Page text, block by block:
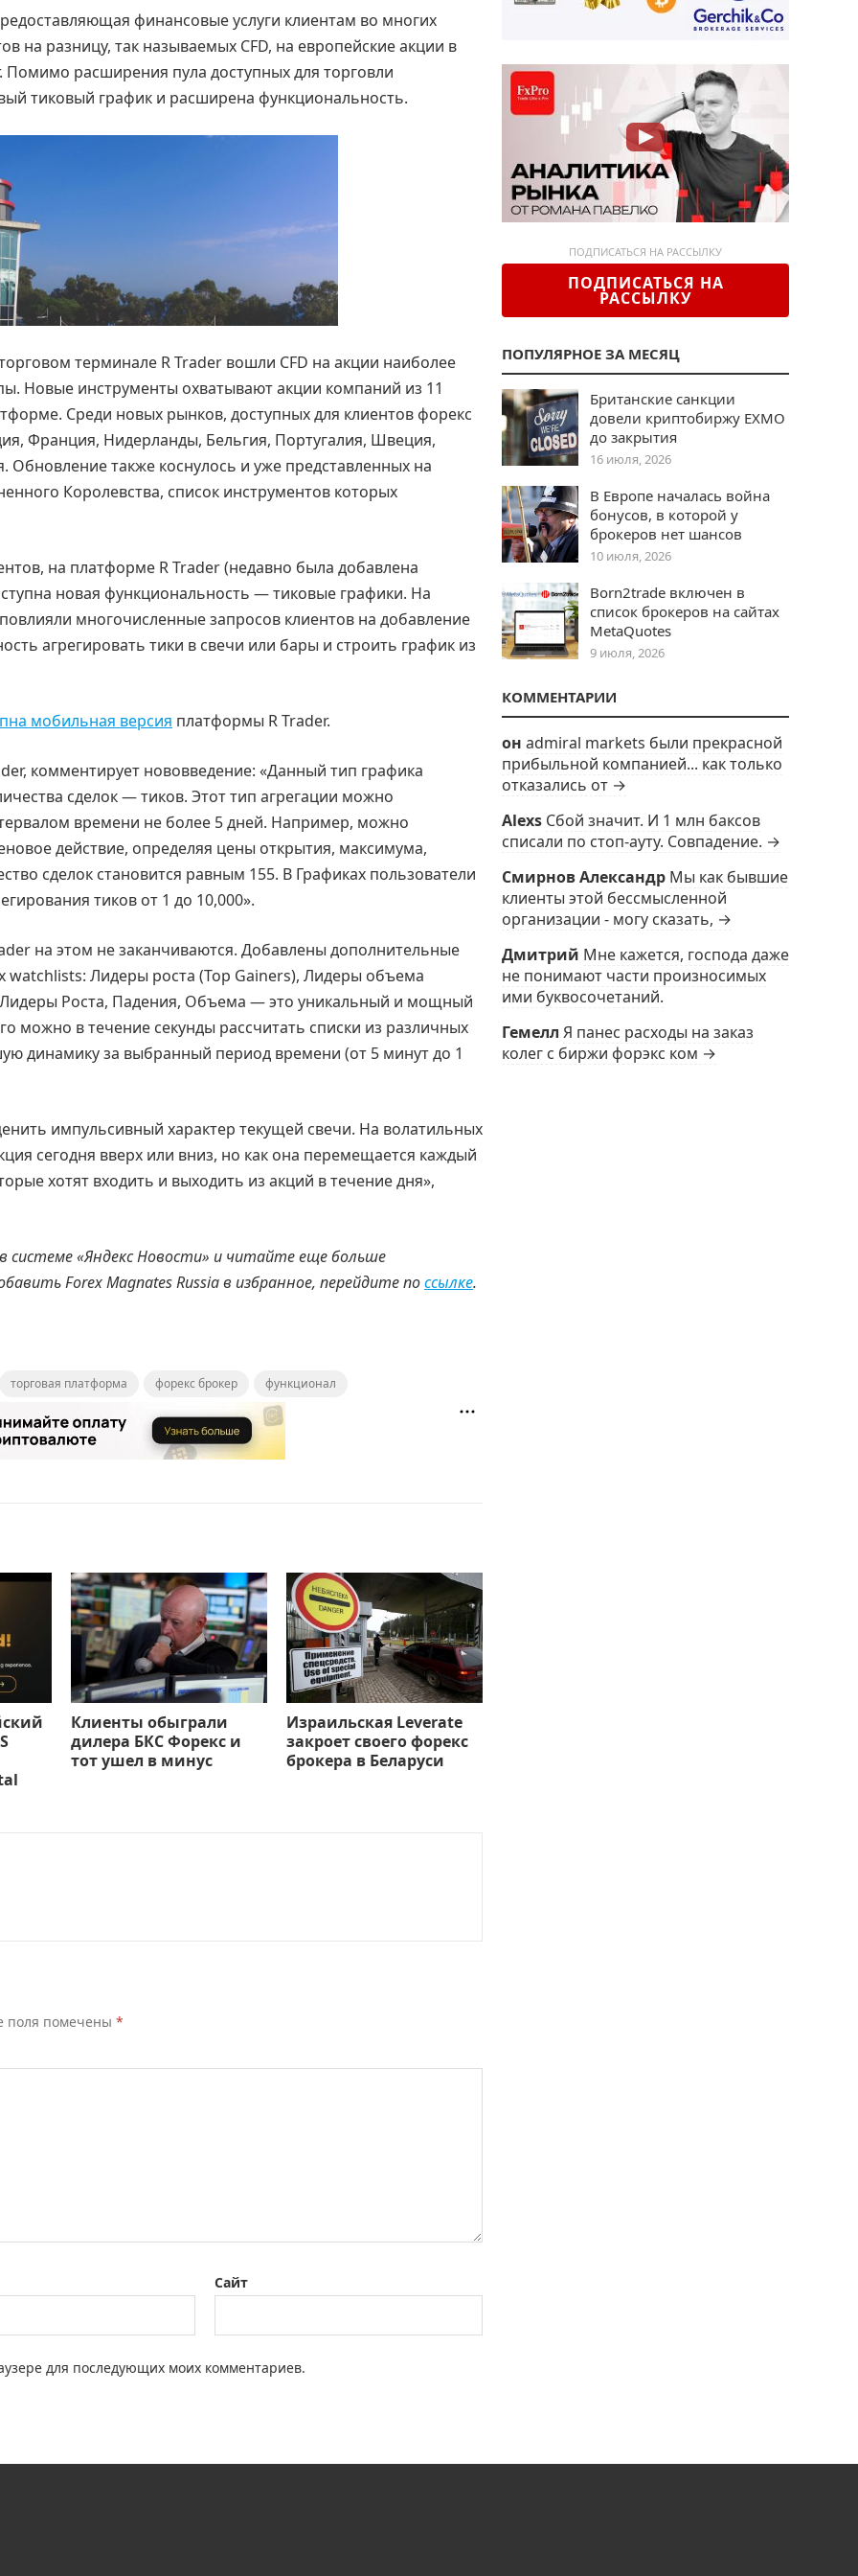
финансовые услуги клиентам во многих
на разницу, так называемых CFD, на европейские акции в
расширения пула доступных для торговли
тиковый график и расширена функциональность.
терминале R Trader вошли CFD на акции наиболее
Новые инструменты охватывают акции компаний из 11
Среди новых рынков, доступных для клиентов форекс
Франция, Нидерланды, Бельгия, Португалия, Швеция,
также коснулось и уже представленных на
Королевства, список инструментов которых
на платформе R Trader (недавно была добавлена
новая функциональность — тиковые графики. На
многочисленные запросов клиентов на добавление
агрегировать тики в свечи или бары и строить график из
мобильная версия платформы R Trader.
комментирует нововведение: «Данный тип графика
сделок — тиков. Этот тип агрегации можно
времени не более 5 дней. Например, можно
действие, определяя цены открытия, максимума,
сделок становится равным 155. В Графиках пользователи
тиков от 1 до 10,000».
на этом не заканчиваются. Добавлены дополнительные
watchlists: Лидеры роста (Top Gainers), Лидеры объема
Роста, Падения, Объема — это уникальный и мощный
можно в течение секунды рассчитать списки из различных
динамику за выбранный период времени (от 5 минут до 1
импульсивный характер текущей свечи. На волатильных
сегодня вверх или вниз, но как она перемещается каждый
хотят входить и выходить из акций в течение дня»,
системе «Яндекс Новости» и читайте еще больше
ForexMagnatesRussiaв избранное, перейдите поссылке.
торговая платформа форекс брокер функционал
Клиенты обыграли
дилера БКС Форекс и
тот ушел в минус
Израильская Leverate
закроет своего форекс
брокера в Беларуси
поля помечены *
Сайт
для последующих моих комментариев.
ПОДПИСАТЬСЯ НА РАССЫЛКУ
ПОДПИСАТЬСЯ НА
РАССЫЛКУ
ПОПУЛЯРНОЕ ЗА МЕСЯЦ
Британские санкции
довели криптобиржу EXMO
до закрытия
16 июля, 2026
В Европе началась война
бонусов, в которой у
брокеров нет шансов
10 июля, 2026
Born2trade включен в
список брокеров на сайтах
MetaQuotes
9 июля, 2026
КОММЕНТАРИИ
он admiral markets были прекрасной
прибыльной компанией... как только
отказались от →
Alexs Сбой значит. И 1 млн баксов
списали по стоп-ауту. Совпадение. →
Смирнов Александр Мы как бывшие
клиенты этой бессмысленной
организации - могу сказать, →
Дмитрий Мне кажется, господа даже
не понимают части произносимых
ими буквосочетаний.
Гемелл Я панес расходы на заказ
колег с биржи форэкс ком →